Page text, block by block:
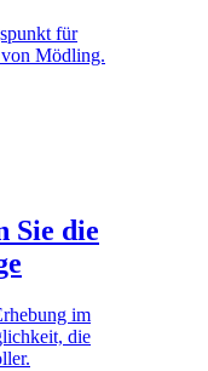
für
von Mödling.
Sie die
im
die